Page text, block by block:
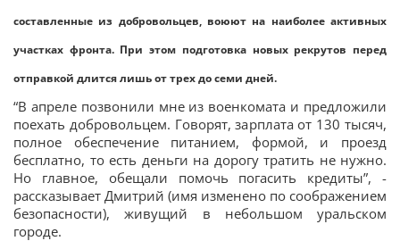
составленные из добровольцев, воюют на наиболее активных
участках фронта. При этом подготовка новых рекрутов перед
отправкой длится лишь от трех до семи дней.
“В апреле позвонили мне из военкомата и предложили
поехать добровольцем. Говорят, зарплата от 130 тысяч,
полное обеспечение питанием, формой, и проезд
бесплатно, то есть деньги на дорогу тратить не нужно.
Но главное, обещали помочь погасить кредиты”, -
рассказывает Дмитрий (имя изменено по соображением
безопасности), живущий в небольшом уральском
городе.